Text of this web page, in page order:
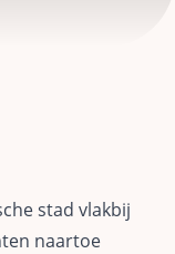
stad vlakbij
naartoe